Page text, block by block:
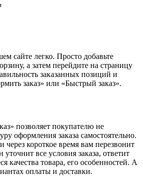
сайте легко. Просто добавьте
а затем перейдите на страницу
заказанных позиций и
заказ» или «Быстрый заказ».
позволяет покупателю не
оформления заказа самостоятельно.
через короткое время вам перезвонит
все условия заказа, ответит
качества товара, его особенностей. А
оплаты и доставки.